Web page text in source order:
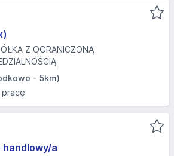
Z OGRANICZONĄ
- 5km)
pracę
a